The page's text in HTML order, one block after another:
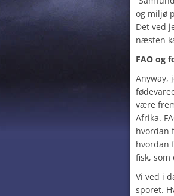
og miljø
Det ved
næsten
FAO og
Anyway,
være
Afrika.
hvordan
hvordan
fisk, som
Vi ved i
sporet.